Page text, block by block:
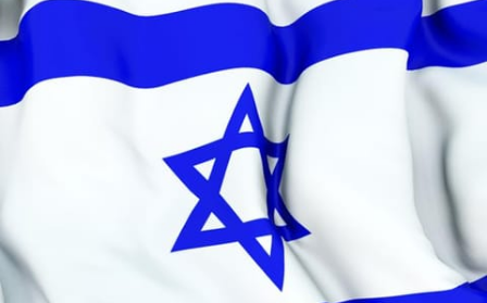
إقتصاد
منوعات
كأس العالم
البرامج
جدول البرامج